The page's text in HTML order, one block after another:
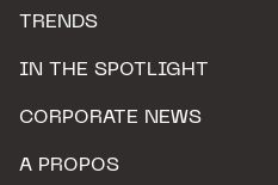
TRENDS
IN THE SPOTLIGHT
CORPORATE NEWS
A PROPOS